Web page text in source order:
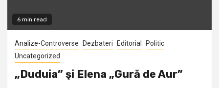
6 min read
Analize-Controverse Dezbateri Editorial
Politic
Uncategorized
„Duduia” şi Elena „Gură de Aur”